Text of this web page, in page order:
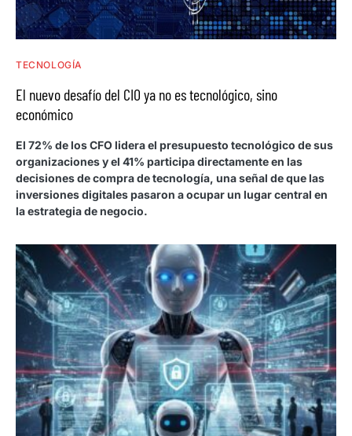
TECNOLOGÍA
El nuevo desafío del CIO ya no es tecnológico, sino
económico
El 72% de los CFO lidera el presupuesto tecnológico de sus
organizaciones y el 41% participa directamente en las
decisiones de compra de tecnología, una señal de que las
inversiones digitales pasaron a ocupar un lugar central en
la estrategia de negocio.